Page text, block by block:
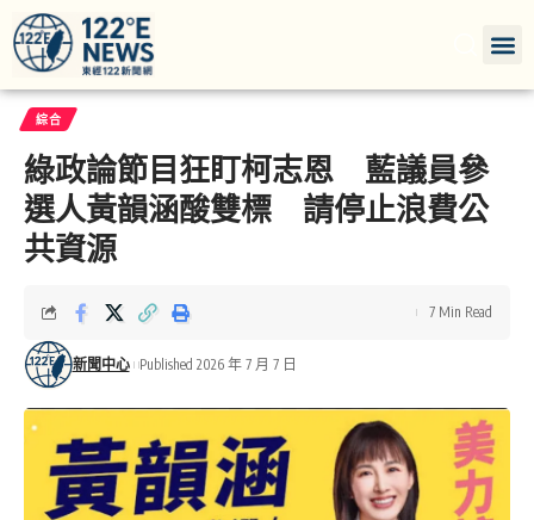
綜合
綠政論節目狂盯柯志恩 藍議員參
選人黃韻涵酸雙標 請停止浪費公
共資源
新聞中心 Published 2026 年 7 月 7 日
7 Min Read